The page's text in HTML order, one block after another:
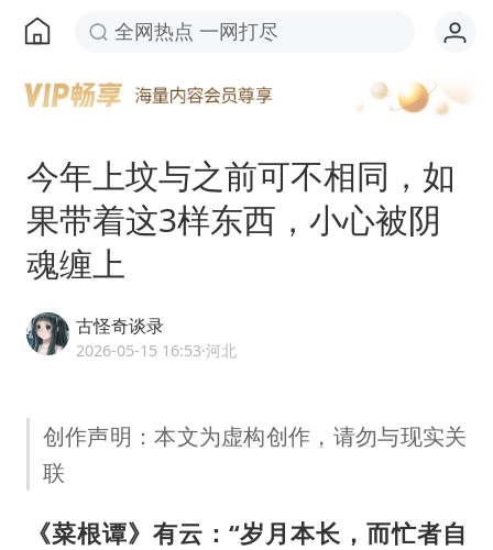
全网热点 一网打尽
今年上坟与之前可不相同，如
果带着这3样东西，小心被阴
魂缠上
古怪奇谈录
2026-05-15 16:53·河北
创作声明：本文为虚构创作，请勿与现实关
联
《菜根谭》有云：“岁月本长，而忙者自